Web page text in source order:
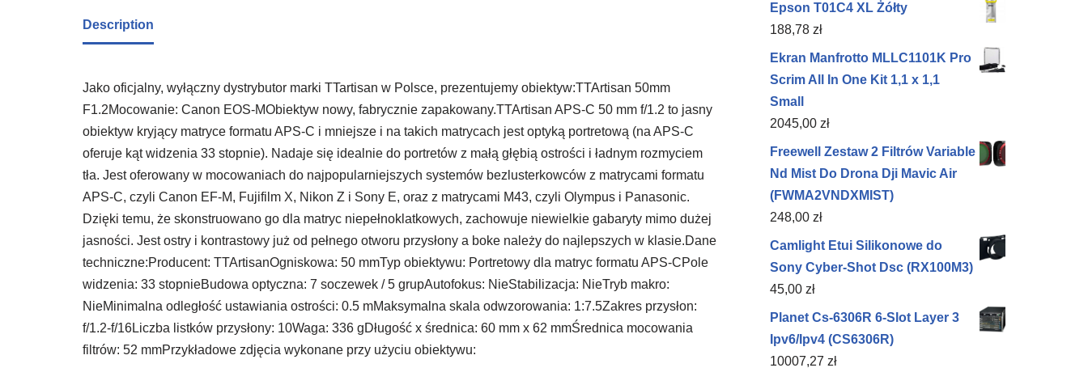
Description
Jako oficjalny, wyłączny dystrybutor marki TTartisan w Polsce, prezentujemy obiektyw:TTArtisan 50mm
F1.2Mocowanie: Canon EOS-MObiektyw nowy, fabrycznie zapakowany.TTArtisan APS-C 50 mm f/1.2 to jasny
obiektyw kryjący matryce formatu APS-C i mniejsze i na takich matrycach jest optyką portretową (na APS-C
oferuje kąt widzenia 33 stopnie). Nadaje się idealnie do portretów z małą głębią ostrości i ładnym rozmyciem
tła. Jest oferowany w mocowaniach do najpopularniejszych systemów bezlusterkowców z matrycami formatu
APS-C, czyli Canon EF-M, Fujifilm X, Nikon Z i Sony E, oraz z matrycami M43, czyli Olympus i Panasonic.
Dzięki temu, że skonstruowano go dla matryc niepełnoklatkowych, zachowuje niewielkie gabaryty mimo dużej
jasności. Jest ostry i kontrastowy już od pełnego otworu przysłony a boke należy do najlepszych w klasie.Dane
techniczne:Producent: TTArtisanOgniskowa: 50 mmTyp obiektywu: Portretowy dla matryc formatu APS-CPole
widzenia: 33 stopnieBudowa optyczna: 7 soczewek / 5 grupAutofokus: NieStabilizacja: NieTryb makro:
NieMinimalna odległość ustawiania ostrości: 0.5 mMaksymalna skala odwzorowania: 1:7.5Zakres przysłon:
f/1.2-f/16Liczba listków przysłony: 10Waga: 336 gDługość x średnica: 60 mm x 62 mmŚrednica mocowania
filtrów: 52 mmPrzykładowe zdjęcia wykonane przy użyciu obiektywu:
Epson T01C4 XL Żółty
188,78 zł
Ekran Manfrotto MLLC1101K Pro
Scrim All In One Kit 1,1 x 1,1
Small
2045,00 zł
Freewell Zestaw 2 Filtrów Variable
Nd Mist Do Drona Dji Mavic Air
(FWMA2VNDXMIST)
248,00 zł
Camlight Etui Silikonowe do
Sony Cyber-Shot Dsc (RX100M3)
45,00 zł
Planet Cs-6306R 6-Slot Layer 3
Ipv6/Ipv4 (CS6306R)
10007,27 zł